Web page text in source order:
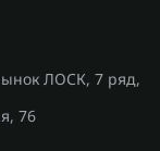
ЛОСК, 7 ряд,
76